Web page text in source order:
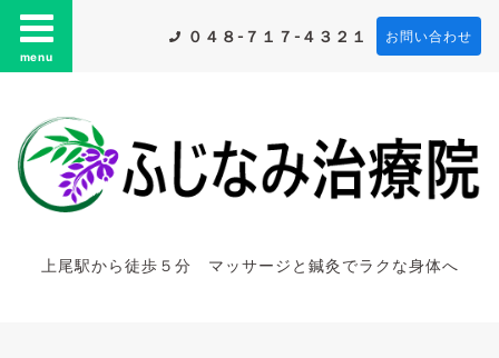
menu
０４８-７１７-４３２１ お問い合わせ
上尾駅から徒歩５分 マッサージと鍼灸でラクな身体へ